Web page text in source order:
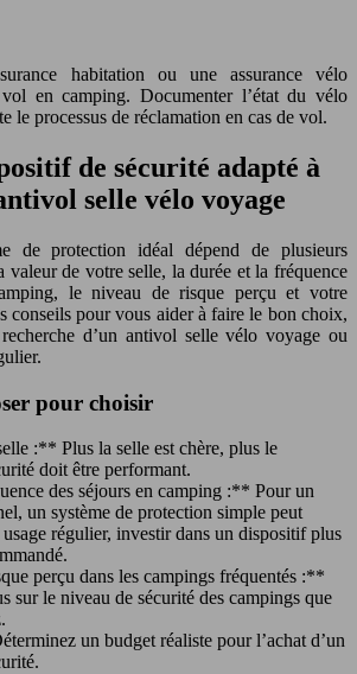
habitation ou une assurance vélo
en camping. Documenter l’état du vélo
le processus de réclamation en cas de vol.
de sécurité adapté à
selle vélo voyage
de protection idéal dépend de plusieurs
valeur de votre selle, la durée et la fréquence
le niveau de risque perçu et votre
conseils pour vous aider à faire le bon choix,
d’un antivol selle vélo voyage ou
pour choisir
:** Plus la selle est chère, plus le
doit être performant.
des séjours en camping :** Pour un
un système de protection simple peut
régulier, investir dans un dispositif plus
perçu dans les campings fréquentés :**
sur le niveau de sécurité des campings que
un budget réaliste pour l’achat d’un